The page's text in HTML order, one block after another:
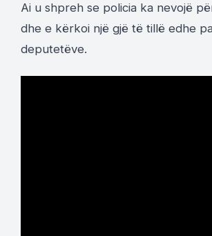
Ai u shpreh se policia ka nevojë
dhe e kërkoi një gjë të tillë edhe
deputetëve.